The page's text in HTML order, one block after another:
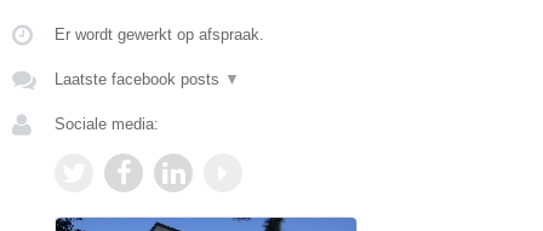
Er wordt gewerkt op afspraak.
Laatste facebook posts ▼
Sociale media: